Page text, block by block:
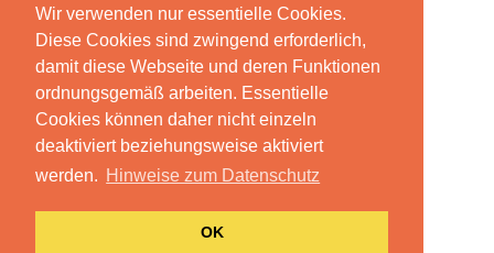
Wir verwenden nur essentielle Cookies.
Diese Cookies sind zwingend erforderlich,
damit diese Webseite und deren Funktionen
ordnungsgemäß arbeiten. Essentielle
Cookies können daher nicht einzeln
deaktiviert beziehungsweise aktiviert
werden. Hinweise zum Datenschutz
OK